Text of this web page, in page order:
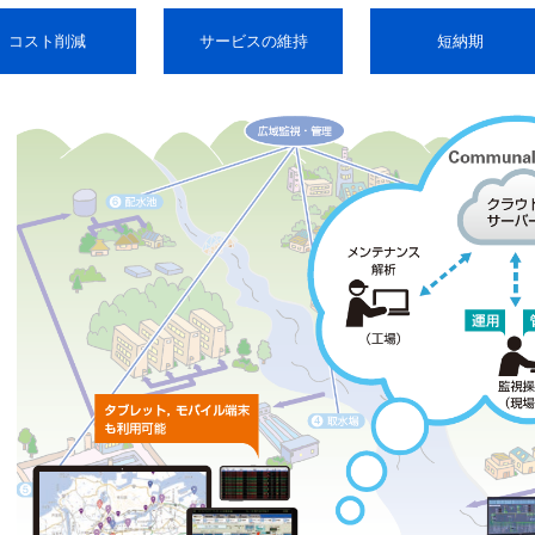
コスト削減 サービスの維持 短納期